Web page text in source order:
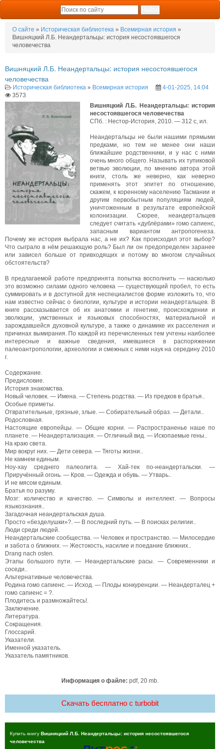
О сайте » Историческая библиотека » Всемирная история »
Вишняцкий Л.Б. Неандертальцы: история несостоявшегося
человечества
Вишняцкий Л.Б. Неандертальцы: история несостоявшегося
человечества
Историческая библиотека » Всемирная история
4-01-2025, 14:04
3573
Вишняцкий Л.Б. Неандертальцы: история
несостоявшегося человечества
СПб. : Нестор-История, 2010. — 312 с, ил.
Неандертальцы не были нашими прямыми
предками, но тем не менее они наши
ближайшие родственники, и у нас с ними
очень много общего. Называть их тупиковой
ветвью эволюции, по мнению автора этой
книги, столь же неверно, как неверно
применять этот эпитет по отношению,
скажем, к коренному населению Тасмании и
другим первобытным популяциям людей,
уничтоженным в результате европейской
колонизации. Скорее, неандертальцев
следует считать «дублёрами» гомо сапиенс,
запасным вариантом антропогенеза.
Почему же история выбрала нас, а не их? Как происходил этот выбор?
Что сыграло в нём решающую роль? Был ли он предопределен заранее
или зависел больше от привходящих и потому во многом случайных
обстоятельств?
В предлагаемой работе предпринята попытка восполнить — насколько
это возможно силами одного человека — существующий пробел, то есть
суммировать и в доступной для неспециалистов форме изложить то, что
нам известно сейчас о биологии, культуре и истории неандертальцев. В
книге рассказывается об их анатомии и генетике, происхождении и
эволюции, умственных и языковых способностях, материальной и
зарождавшейся духовной культуре, а также о динамике их расселения и
причинах вымирания. По каждой из перечисленных тем учтены наиболее
интересные и важные сведения, имевшиеся в распоряжении
палеоантропологии, археологии и смежных с ними наук на середину 2010
г.
Содержание.
Предисловие.
История знакомства.
Новый человек. — Имена. — Степень родства. — Из предков в братья..
Особые приметы.
Отвратительные, грязные, злые. — Собирательный образ. — Детали..
Родословная.
Настоящие европейцы. — Общие корни. — Распространенье наше по
планете. — Неандертализация. — Отличный вид. — Ископаемые гены..
На краю света.
Мир вокруг них. — Дети севера. — Тяготы жизни..
Не камнем единым.
Ноу-хау среднего палеолита. — Хай-тек по-неандертальски. —
Приручённый огонь. — Кров. — Одежда и обувь. — Утварь..
И не мясом единым.
Братья по разуму.
Мозг: количество и качество. — Символы и интеллект. — Вопросы
языкознания..
Загадочная неандертальская душа.
Просто «безделушки»?. — В последний путь. — В поисках религии..
Люди среди людей.
Неандертальские сообщества. — Человек и пространство. — Милосердие
и забота о ближних. — Жестокость, насилие и поедание ближних..
Drang nach osten.
Этапы большого пути. — Неандертальские расы. — Современники и
соседи..
Альтернативные человечества.
Родина гомо сапиенс. — Исход. — Плоды конкуренции. — Неандерталец +
гомо сапиенс = ?.
Плодитесь и размножайтесь!.
Заключение.
Литература.
Сокращения.
Глоссарий.
Указатели.
Именной указатель.
Указатель памятников.
Информация о файле: pdf, 20 mb.
Скачать бесплатно c turbobit
Купить книгу Вишняцкий Л.Б. Неандертальцы: история несостоявшегося
человечества